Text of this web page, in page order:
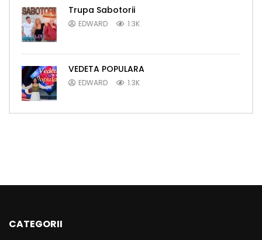
Trupa Sabotorii
EDWARD 1.3K
VEDETA POPULARA
EDWARD 1.3K
CATEGORII